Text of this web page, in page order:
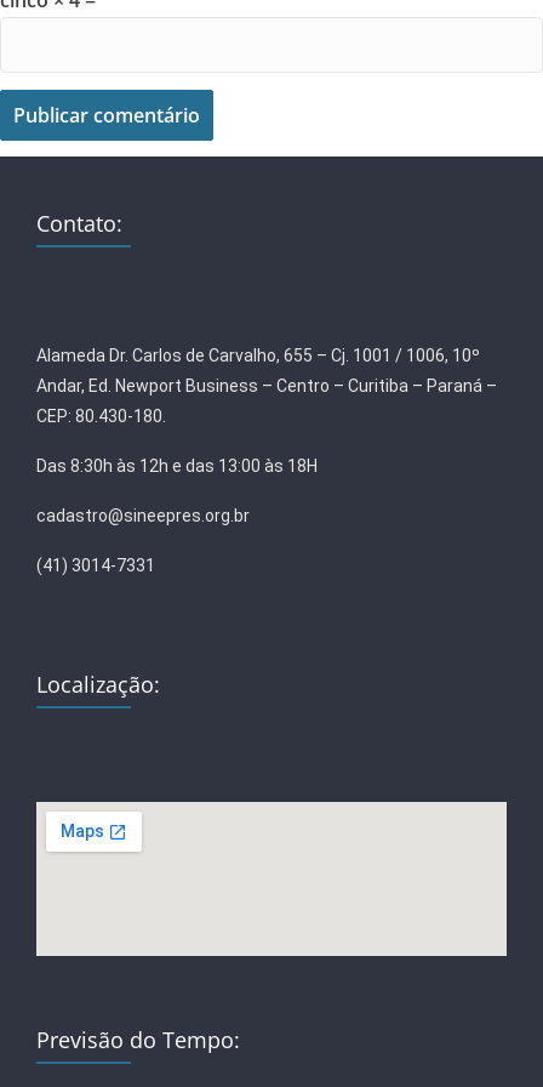
Contato:
Alameda Dr. Carlos de Carvalho, 655 – Cj. 1001 / 1006, 10º
Andar, Ed. Newport Business – Centro – Curitiba – Paraná –
CEP: 80.430-180.
Das 8:30h às 12h e das 13:00 às 18H
cadastro@sineepres.org.br
(41) 3014-7331
Localização:
Previsão do Tempo: